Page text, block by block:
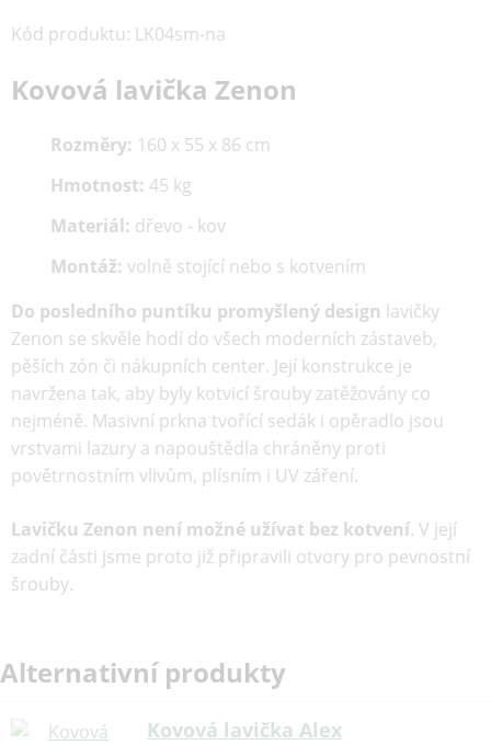
Kód produktu: LK04sm-na
Kovová lavička Zenon
Rozměry: 160 x 55 x 86 cm
Hmotnost: 45 kg
Materiál: dřevo - kov
Montáž: volně stojící nebo s kotvením
Do posledního puntíku promyšlený design lavičky
Zenon se skvěle hodí do všech moderních zástaveb,
pěších zón či nákupních center. Její konstrukce je
navržena tak, aby byly kotvicí šrouby zatěžovány co
nejméně. Masivní prkna tvořící sedák i opěradlo jsou
vrstvami lazury a napouštědla chráněny proti
povětrnostním vlivům, plísním i UV záření.
Lavičku Zenon není možné užívat bez kotvení. V její
zadní části jsme proto již připravili otvory pro pevnostní
šrouby.
Alternativní produkty
Kovová lavička Alex